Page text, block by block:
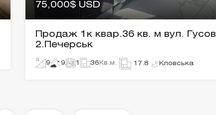
75,000$ USD
Продаж 1к квар.36 кв. м вул.
2.Печерськ
9 9 1 36 Кв.м. 17.8 Кловська